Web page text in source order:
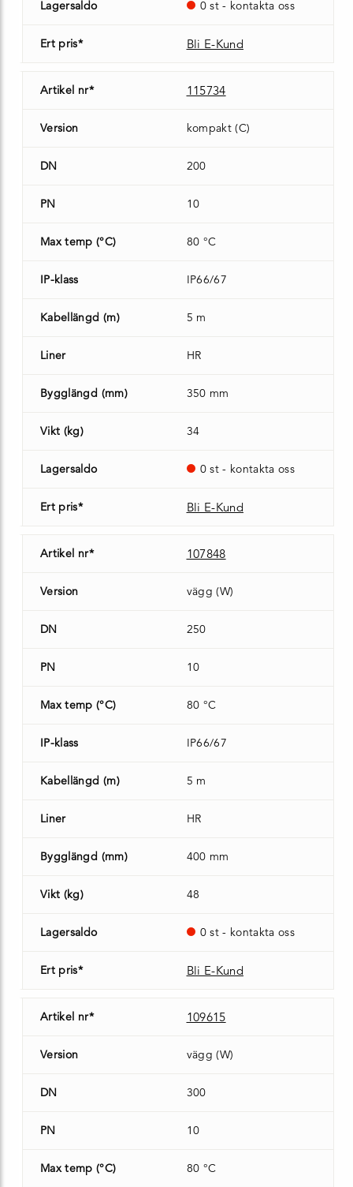
Lagersaldo 0 st - kontakta oss
Ert pris* Bli E-Kund
Artikel nr* 115734
Version kompakt (C)
DN 200
PN 10
Max temp (°C) 80 °C
IP-klass IP66/67
Kabellängd (m) 5 m
Liner HR
Bygglängd (mm) 350 mm
Vikt (kg) 34
Lagersaldo 0 st - kontakta oss
Ert pris* Bli E-Kund
Artikel nr* 107848
Version vägg (W)
DN 250
PN 10
Max temp (°C) 80 °C
IP-klass IP66/67
Kabellängd (m) 5 m
Liner HR
Bygglängd (mm) 400 mm
Vikt (kg) 48
Lagersaldo 0 st - kontakta oss
Ert pris* Bli E-Kund
Artikel nr* 109615
Version vägg (W)
DN 300
PN 10
Max temp (°C) 80 °C